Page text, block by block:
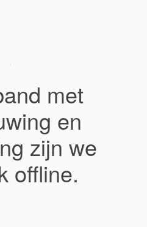
met
en
zijn we
offline.